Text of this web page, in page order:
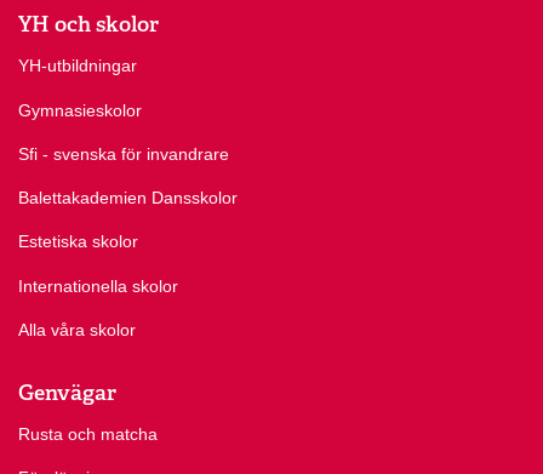
YH och skolor
YH-utbildningar
Gymnasieskolor
Sfi - svenska för invandrare
Balettakademien Dansskolor
Estetiska skolor
Internationella skolor
Alla våra skolor
Genvägar
Rusta och matcha